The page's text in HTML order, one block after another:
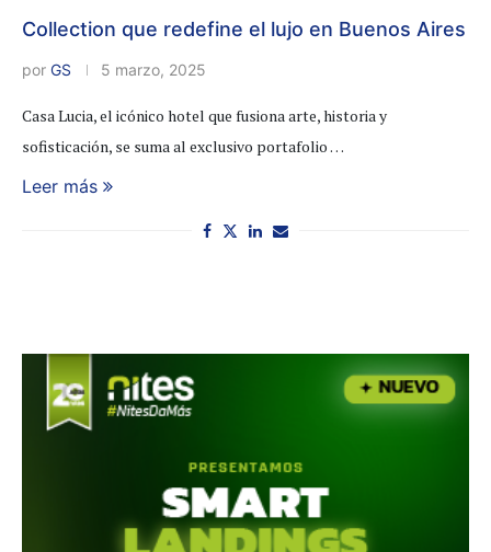
Collection que redefine el lujo en Buenos Aires
por GS 5 marzo, 2025
Casa Lucia, el icónico hotel que fusiona arte, historia y
sofisticación, se suma al exclusivo portafolio …
Leer más